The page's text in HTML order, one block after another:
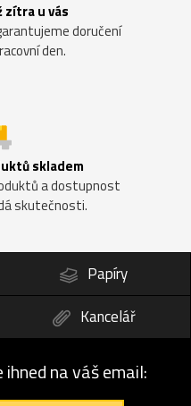
zítra u vás
doručení
den.
skladem
a dostupnost
skutečnosti.
Papíry
Kancelář
na váš email: